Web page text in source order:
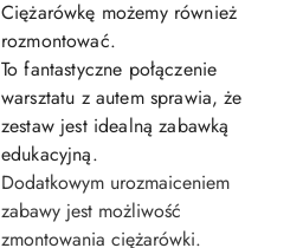
Ciężarówkę możemy również
rozmontować.
To fantastyczne połączenie
warsztatu z autem sprawia, że
zestaw jest idealną zabawką
edukacyjną.
Dodatkowym urozmaiceniem
zabawy jest możliwość
zmontowania ciężarówki.